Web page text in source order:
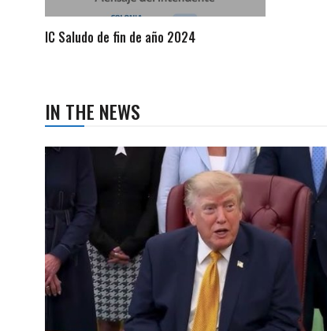
IC Saludo de fin de año 2024
IN THE NEWS